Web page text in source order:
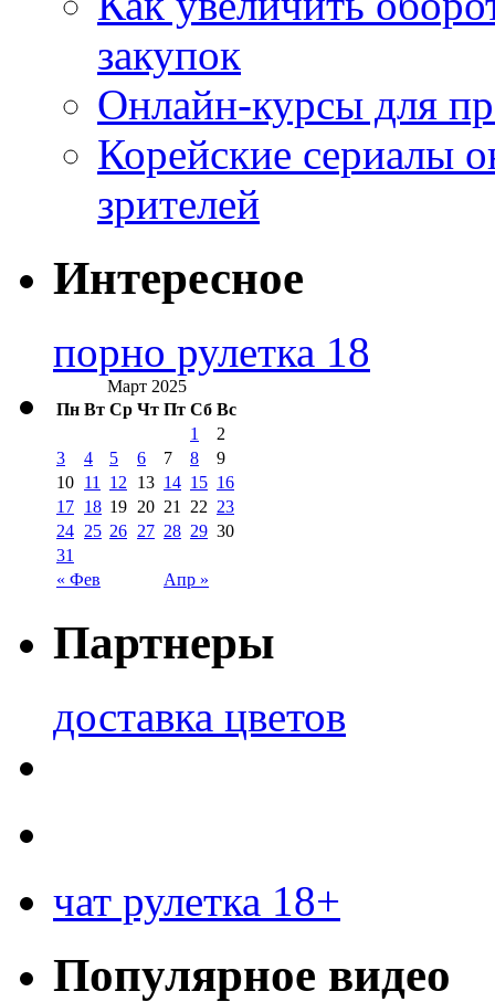
закупок
Онлайн-курсы для
Корейские сериалы
зрителей
Интересное
порно рулетка 18
Март 2025
Пн Вт Ср Чт Пт Сб Вс
« Фев Апр »
1
2
3
4 5 6 7 8
9
10 11 12 13 14 15 16
17 18 19 20 21 22 23
24 25 26 27 28 29 30
31
Партнеры
доставка цветов
чат рулетка 18+
Популярное видео